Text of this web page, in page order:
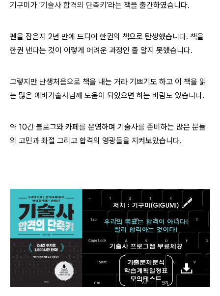
기구미가 '기술사 합격의 단축키'라는 책을 출간하였습니다.
펜을 잡은지 2년 만에 드디어 한권의 책으로 탄생했습니다. 책을
한권 낸다는 것이 이렇게 어려운 과정인 줄 알지 못했습니다.
그렇지만 난생처음으로 책을 내는 거라 기쁘기도 하고 이 책을 읽
는 많은 예비기술사님께 도움이 되었으면 하는 바람도 있습니다.
약 10간 블로그와 카페를 운영하며 기술사를 준비하는 많은 분들
의 고민과 좌절 그리고 합격의 영광들을 지켜보았습니다.